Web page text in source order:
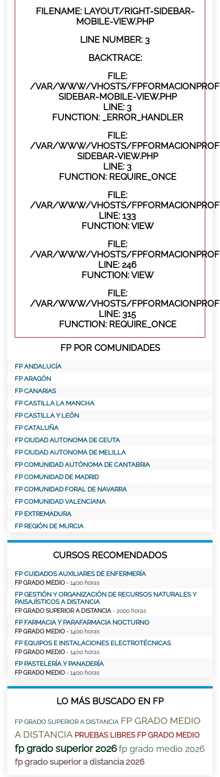
FILENAME: LAYOUT/RIGHT-SIDEBAR-
MOBILE-VIEW.PHP
LINE NUMBER: 3
BACKTRACE:
FILE:
/VAR/WWW/VHOSTS/
SIDEBAR-MOBILE-VIEW.PHP
LINE: 3
FUNCTION: _ERROR_HANDLER
FILE:
/VAR/WWW/VHOSTS/
SIDEBAR-VIEW.PHP
LINE: 3
FUNCTION: REQUIRE_ONCE
FILE:
/VAR/WWW/VHOSTS/
LINE: 133
FUNCTION: VIEW
FILE:
/VAR/WWW/VHOSTS/
LINE: 246
FUNCTION: VIEW
FILE:
/VAR/WWW/VHOSTS/
LINE: 315
FUNCTION: REQUIRE_ONCE
FP POR COMUNIDADES
FP ANDALUCÍA
FP ARAGÓN
FP CANARIAS
FP CASTILLA LA MANCHA
FP CASTILLA Y LEÓN
FP CATALUÑA
FP CIUDAD AUTONOMA DE CEUTA
FP CIUDAD AUTONOMA DE MELILLA
FP COMUNIDAD AUTÓNOMA DE CANTABRIA
FP COMUNIDAD DE MADRID
FP COMUNIDAD FORAL DE NAVARRA
FP COMUNIDAD VALENCIANA
FP EXTREMADURA
FP REGIÓN DE MURCIA
CURSOS RECOMENDADOS
FP CUIDADOS AUXILIARES DE ENFERMERÍA
FP GRADO MEDIO - 1400 horas
FP GESTIÓN Y ORGANIZACIÓN DE RECURSOS NATURALES Y
PAISAJÍSTICOS A DISTANCIA
FP GRADO SUPERIOR A DISTANCIA- 2000 horas
FP FARMACIA Y PARAFARMACIA NOCTURNO
FP GRADO MEDIO - 1400 horas
FP EQUIPOS E INSTALACIONES ELECTROTÉCNICAS
FP GRADO MEDIO - 1400 horas
FP PASTELERÍA Y PANADERÍA
FP GRADO MEDIO - 1400 horas
LO MÁS BUSCADO EN FP
FP GRADO SUPERIOR A DISTANCIA FP GRADO MEDIO
A DISTANCIA PRUEBAS LIBRES FP GRADO MEDIO
fp grado superior 2026fp grado medio 2026
fp grado superior a distancia 2026